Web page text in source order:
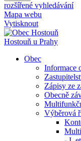
rozšířené vyhledávání
Mapa webu
Vytisknout
Hostouň u Prahy
Obec
Informace
Zápisy ze
Obecně
Výběrová